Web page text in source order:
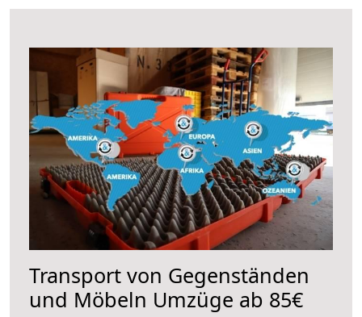
Transport von Gegenständen
und Möbeln Umzüge ab 85€